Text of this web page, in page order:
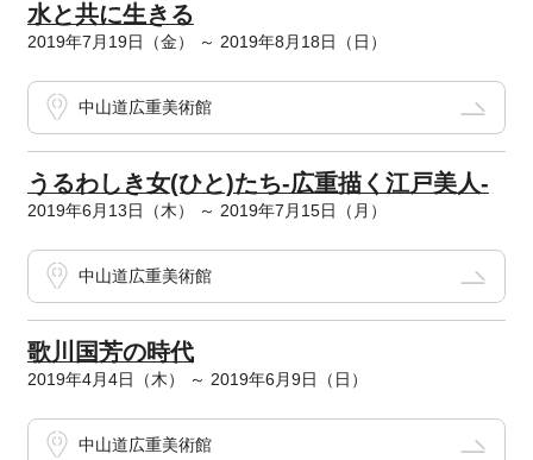
水と共に生きる
2019年7月19日（金） ～ 2019年8月18日（日）
中山道広重美術館
うるわしき女(ひと)たち-広重描く江戸美人-
2019年6月13日（木） ～ 2019年7月15日（月）
中山道広重美術館
歌川国芳の時代
2019年4月4日（木） ～ 2019年6月9日（日）
中山道広重美術館